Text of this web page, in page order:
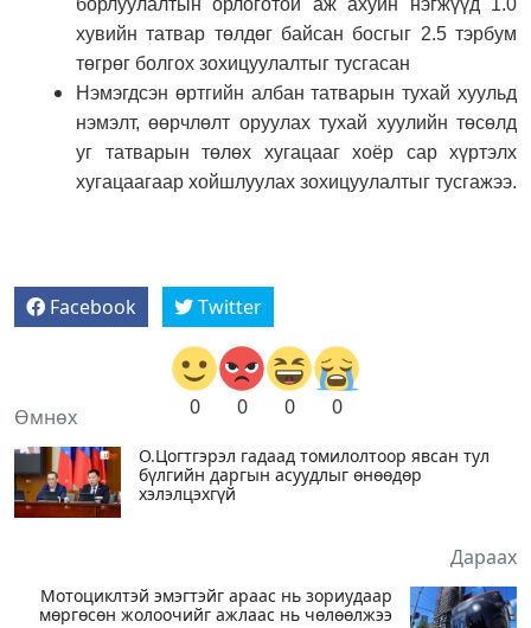
хувийн татвар төлдөг байсан босгыг 2.5 тэрбум
төгрөг болгох зохицуулалтыг тусгасан
Нэмэгдсэн өртгийн албан татварын тухай хуульд
нэмэлт, өөрчлөлт оруулах тухай хуулийн төсөлд
уг татварын төлөх хугацааг хоёр сар хүртэлх
хугацаагаар хойшлуулах зохицуулалтыг тусгажээ.
Facebook Twitter
0 0 0 0
Өмнөх
О.Цогтгэрэл гадаад томилолтоор явсан тул
бүлгийн даргын асуудлыг өнөөдөр
хэлэлцэхгүй
Дараах
Мотоциклтэй эмэгтэйг араас нь зориудаар
мөргөсөн жолоочийг ажлаас нь чөлөөлжээ